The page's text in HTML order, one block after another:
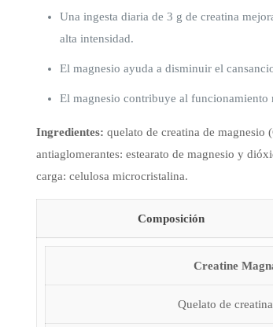
Una ingesta diaria de 3 g de creatina
alta intensidad.
El magnesio ayuda a disminuir el
El magnesio contribuye al funcionamiento
Ingredientes: quelato de creatina de magnesio
antiaglomerantes: estearato de magnesio y
carga: celulosa microcristalina.
Composición
Creatine
Quelato de